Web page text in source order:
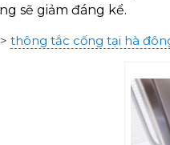
sẽ giảm đáng kể.
thông tắc cống tại hà